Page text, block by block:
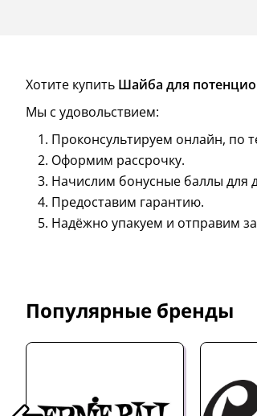
Хотите купить Шайба для
Мы с удовольствием:
Проконсультируем онлайн, по
Оформим рассрочку.
Начислим бонусные баллы для
Предоставим гарантию.
Надёжно упакуем и отправим
Популярные бренды